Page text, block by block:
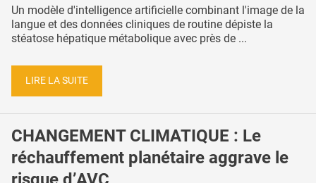
Un modèle d'intelligence artificielle combinant l'image de la
langue et des données cliniques de routine dépiste la
stéatose hépatique métabolique avec près de ...
LIRE LA SUITE
CHANGEMENT CLIMATIQUE : Le
réchauffement planétaire aggrave le